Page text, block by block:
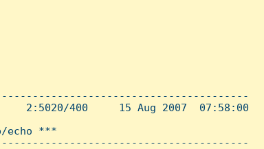
2:5020/400     15 Aug 2007  07:58:00
echo ***